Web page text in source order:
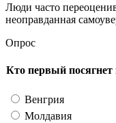
Люди часто
неоправданная
Опрос
Кто первый
Венгрия
Молдавия